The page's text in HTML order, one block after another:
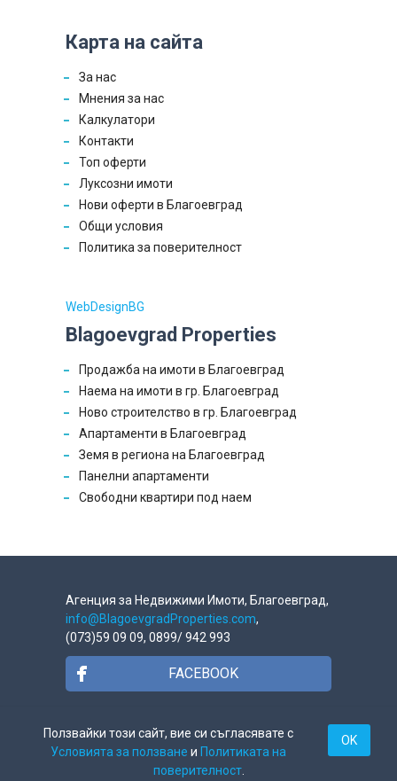
Карта на сайта
За нас
Мнения за нас
Калкулатори
Контакти
Топ оферти
Луксозни имоти
Нови оферти в Благоевград
Общи условия
Политика за поверителност
WebDesignBG
Blagoevgrad Properties
Продажба на имоти в Благоевград
Наема на имоти в гр. Благоевград
Ново строителство в гр. Благоевград
Апартаменти в Благоевград
Земя в региона на Благоевград
Панелни апартаменти
Свободни квартири под наем
Агенция за Недвижими Имоти, Благоевград,
info@BlagoevgradProperties.com,
(073)59 09 09, 0899/ 942 993
FACEBOOK
GOOGLE +
OK
Ползвайки този сайт, вие си съгласявате с
Условията за ползване и Политиката на
поверителност.